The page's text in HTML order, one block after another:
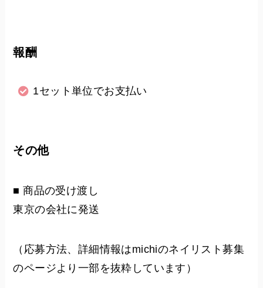
報酬
1セット単位でお支払い
その他
■ 商品の受け渡し
東京の会社に発送
（応募方法、詳細情報はmichiのネイリスト募集
のページより一部を抜粋しています）